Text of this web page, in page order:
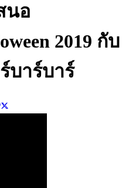
นอ
2019 กับ
บาร์บาร์